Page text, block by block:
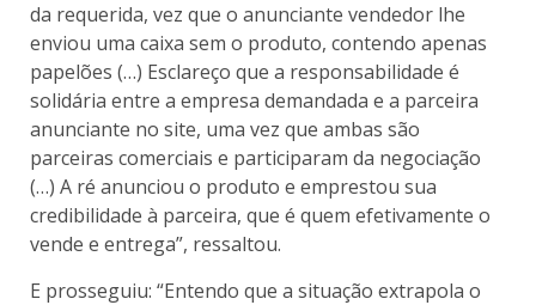
da requerida, vez que o anunciante vendedor lhe
enviou uma caixa sem o produto, contendo apenas
papelões (…) Esclareço que a responsabilidade é
solidária entre a empresa demandada e a parceira
anunciante no site, uma vez que ambas são
parceiras comerciais e participaram da negociação
(…) A ré anunciou o produto e emprestou sua
credibilidade à parceira, que é quem efetivamente o
vende e entrega”, ressaltou.
E prosseguiu: “Entendo que a situação extrapola o